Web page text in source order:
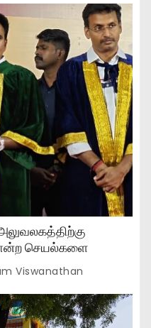
செயல்களை
Viswanathan